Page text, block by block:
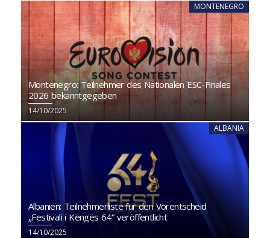
MONTENEGRO
Montenegro: Teilnehmer des Nationalen ESC-Finales
2026 bekanntgegeben
14/10/2025
ALBANIA
Albanien: Teilnehmerliste für den Vorentscheid
„Festivali i Këngës 64“ veröffentlicht
14/10/2025